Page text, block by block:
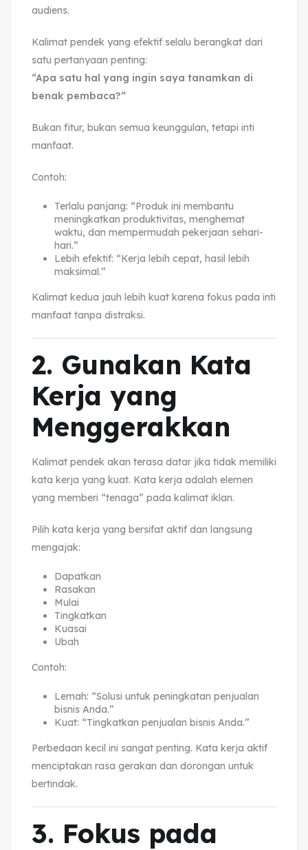
audiens.
Kalimat pendek yang efektif selalu berangkat dari
satu pertanyaan penting:
“Apa satu hal yang ingin saya tanamkan di
benak pembaca?”
Bukan fitur, bukan semua keunggulan, tetapi inti
manfaat.
Contoh:
Terlalu panjang: “Produk ini membantu
meningkatkan produktivitas, menghemat
waktu, dan mempermudah pekerjaan sehari-
hari.”
Lebih efektif: “Kerja lebih cepat, hasil lebih
maksimal.”
Kalimat kedua jauh lebih kuat karena fokus pada inti
manfaat tanpa distraksi.
2. Gunakan Kata
Kerja yang
Menggerakkan
Kalimat pendek akan terasa datar jika tidak memiliki
kata kerja yang kuat. Kata kerja adalah elemen
yang memberi “tenaga” pada kalimat iklan.
Pilih kata kerja yang bersifat aktif dan langsung
mengajak:
Dapatkan
Rasakan
Mulai
Tingkatkan
Kuasai
Ubah
Contoh:
Lemah: “Solusi untuk peningkatan penjualan
bisnis Anda.”
Kuat: “Tingkatkan penjualan bisnis Anda.”
Perbedaan kecil ini sangat penting. Kata kerja aktif
menciptakan rasa gerakan dan dorongan untuk
bertindak.
3. Fokus pada